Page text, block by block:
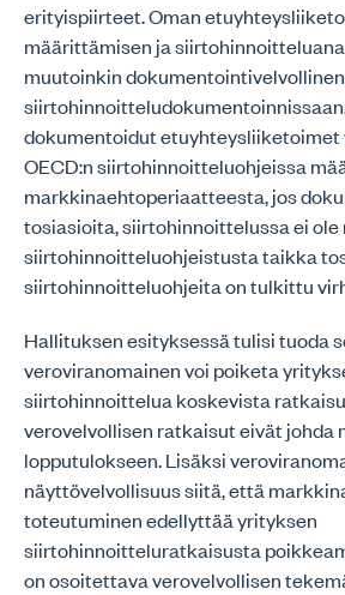
erityispiirteet. Oman
määrittämisen ja
muutoinkin
dokumentoidut etuyhteysliiketoimet
OECD:n siirtohinnoitteluohjeissa
markkinaehtoperiaatteesta, jos
tosiasioita, siirtohinnoittelussa ei ole
siirtohinnoitteluohjeistusta taikka
siirtohinnoitteluohjeita on tulkittu
Hallituksen esityksessä tulisi tuoda
veroviranomainen voi poiketa
siirtohinnoittelua koskevista
verovelvollisen ratkaisut eivät johda
lopputulokseen. Lisäksi
näyttövelvollisuus siitä, että
toteutuminen edellyttää yrityksen
siirtohinnoitteluratkaisusta
on osoitettava verovelvollisen